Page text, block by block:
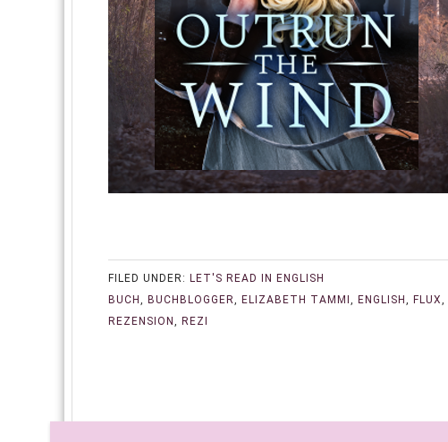
FILED UNDER: LET'S READ IN ENGLISH
BUCH, BUCHBLOGGER, ELIZABETH TAMMI, ENGLISH, FLUX,
REZENSION, REZI